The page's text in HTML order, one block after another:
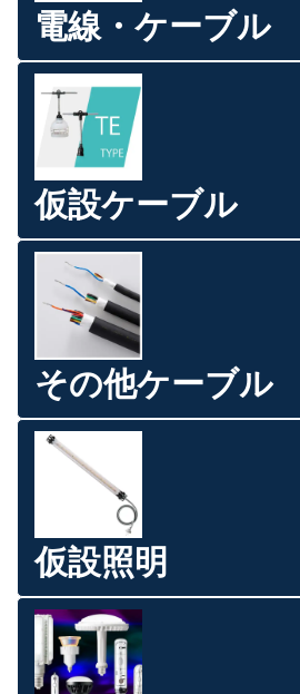
電線・ケーブル
仮設ケーブル
その他ケーブル
仮設照明